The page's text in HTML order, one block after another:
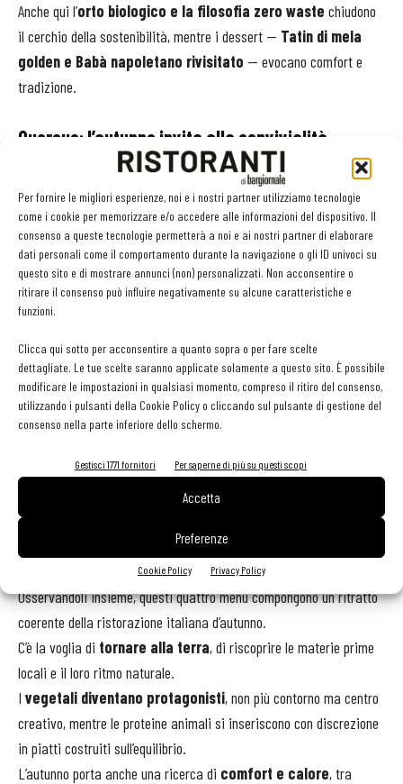
Per fornire le migliori esperienze, noi e i nostri partner utilizziamo tecnologie
come i cookie per memorizzare e/o accedere alle informazioni del dispositivo. Il
consenso a queste tecnologie permetterà a noi e ai nostri partner di elaborare
dati personali come il comportamento durante la navigazione o gli ID univoci su
questo sito e di mostrare annunci (non) personalizzati. Non acconsentire o
ritirare il consenso può influire negativamente su alcune caratteristiche e
funzioni.
Clicca qui sotto per acconsentire a quanto sopra o per fare scelte
dettagliate. Le tue scelte saranno applicate solamente a questo sito. È possibile
modificare le impostazioni in qualsiasi momento, compreso il ritiro del consenso,
utilizzando i pulsanti della Cookie Policy o cliccando sul pulsante di gestione del
consenso nella parte inferiore dello schermo.
Gestisci 1771 fornitori Per saperne di più su questi scopi
Accetta
Preferenze
Cookie Policy Privacy Policy
Anche qui l’orto biologico e la filosofia zero waste chiudono
il cerchio della sostenibilità, mentre i dessert — Tatin di mela
golden e Babà napoletano rivisitato — evocano comfort e
tradizione.
Quercus: l’autunno invita alla convivialità
Con il calare delle temperature,la tavola torna a essere
rifugio e piacere condiviso . È la stagione dei sapori caldi, dei
profumi di bosco e dei piatti che raccontano il territorio.
AllaTenuta de l’Annunziata, il ristoranteQuercus di Uggiate
Trevano (Co)inaugura la nuovacarta invernalee una
rassegna dedicata alla selvaggina
Il menu, firmato daDomenico Ruberto eMauricio Teixeira
valorizzaprodotti stagionali e materie prime locali: dalla
vellutata di zucca con verza e robiola al risotto con
provola e liquirizia, fino ai tortelli di coniglio
Tra i dolci, spicca ilMont Blanc alla castagna, simbolo della
Le tendenze: bosco, radici e comfort
Osservandoli insieme, questi quattro menu compongono un ritratto
coerente della ristorazione italiana d’autunno.
C’è la voglia di tornare alla terra, di riscoprire le materie prime
locali e il loro ritmo naturale.
I vegetali diventano protagonisti, non più contorno ma centro
creativo, mentre le proteine animali si inseriscono con discrezione
in piatti costruiti sull’equilibrio.
L’autunno porta anche una ricerca di comfort e calore, tra